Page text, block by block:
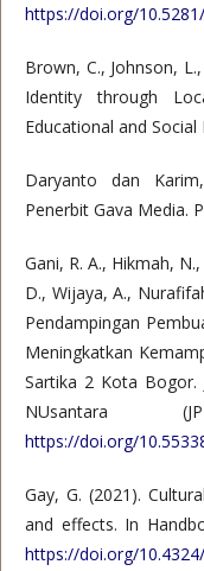
https://doi.org/
Brown, C., Johnson,
Identity through
Educational and Social
Daryanto dan
Penerbit Gava Media.
Gani, R. A., Hikmah,
D., Wijaya, A.,
Pendampingan
Meningkatkan
Sartika 2 Kota Bogor.
NUsantara
https://doi.org/
Gay, G. (2021).
and effects. In
https://doi.org/